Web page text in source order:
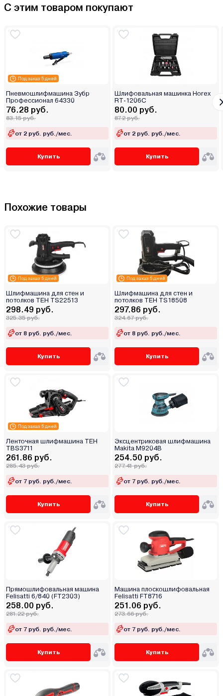
С этим товаром покупают
Под заказ 5 дней
Пневмошлифмашина Зубр
Профессионал 64330
76.28 руб.
83.15 руб.
от 2 руб. руб./мес.
Купить
Шлифовальная машинка Horex
RT-1206C
80.00 руб.
87.2 руб.
от 2 руб. руб./мес.
Купить
Похожие товары
Под заказ 5 дней
Шлифмашина для стен и
потолков TEH TS22513
298.49 руб.
325.35 руб.
от 8 руб. руб./мес.
Купить
Под заказ 5 дней
Шлифмашина для стен и
потолков TEH TS18508
297.86 руб.
324.67 руб.
от 8 руб. руб./мес.
Купить
Под заказ 5 дней
Ленточная шлифмашина TEH
TBS3711
261.86 руб.
285.43 руб.
от 7 руб. руб./мес.
Купить
Эксцентриковая шлифмашина
Makita M9204B
254.50 руб.
277.41 руб.
от 7 руб. руб./мес.
Купить
Прямошлифовальная машина
Felisatti 6/840 (FT2303)
258.00 руб.
281.22 руб.
от 7 руб. руб./мес.
Купить
Машина плоскошлифовальная
Felisatti FT8716
251.06 руб.
273.66 руб.
от 7 руб. руб./мес.
Купить